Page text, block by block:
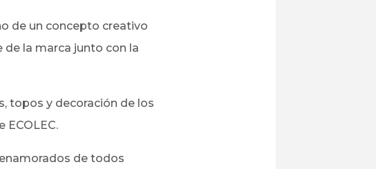
de un concepto creativo
de la marca junto con la
topos y decoración de los
ECOLEC.
de todos